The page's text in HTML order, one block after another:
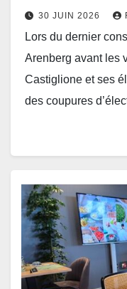
municipal de
30 JUIN 2026
Lors du dernier
Arenberg avant les
Castiglione et ses
des coupures